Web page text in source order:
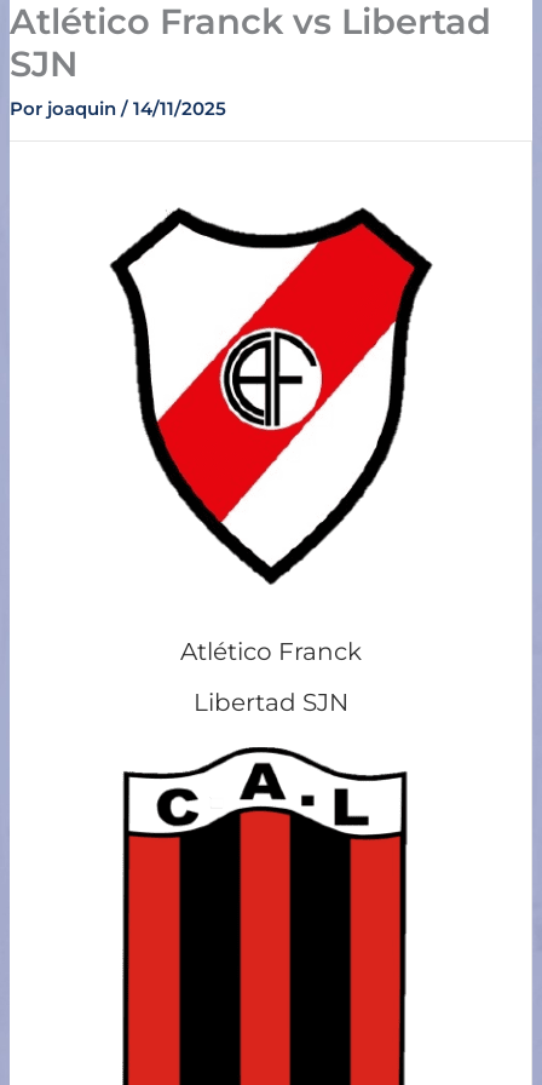
contenido
Atlético Franck vs Libertad
SJN
Por joaquin / 14/11/2025
Atlético Franck
Libertad SJN